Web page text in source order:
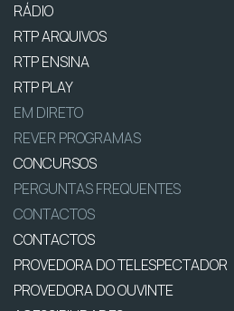
RÁDIO
RTP ARQUIVOS
RTP ENSINA
RTP PLAY
EM DIRETO
REVER PROGRAMAS
CONCURSOS
PERGUNTAS FREQUENTES
CONTACTOS
CONTACTOS
PROVEDORA DO TELESPECTADOR
PROVEDORA DO OUVINTE